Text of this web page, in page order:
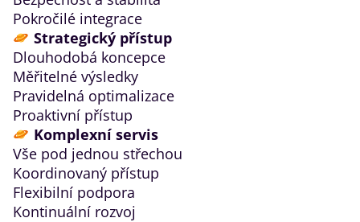
Pokročilé integrace
Strategický přístup
Dlouhodobá koncepce
Měřitelné výsledky
Pravidelná optimalizace
Proaktivní přístup
Komplexní servis
Vše pod jednou střechou
Koordinovaný přístup
Flexibilní podpora
Kontinuální rozvoj